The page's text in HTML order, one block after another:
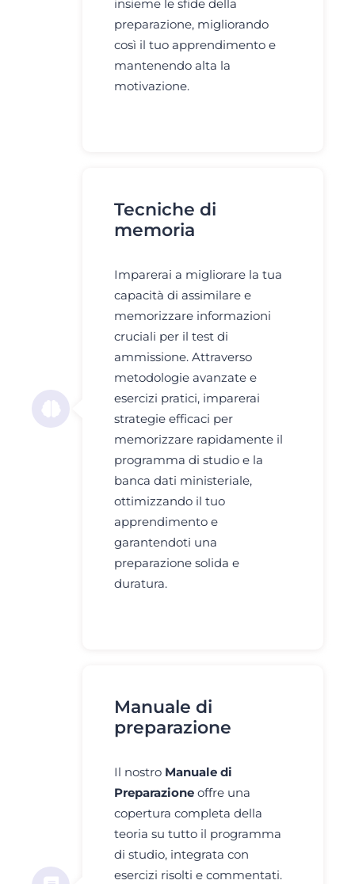
insieme le sfide della
preparazione, migliorando
così il tuo apprendimento e
mantenendo alta la
motivazione.
Tecniche di
memoria
Imparerai a migliorare la tua
capacità di assimilare e
memorizzare informazioni
cruciali per il test di
ammissione. Attraverso
metodologie avanzate e
esercizi pratici, imparerai
strategie efficaci per
memorizzare rapidamente il
programma di studio e la
banca dati ministeriale,
ottimizzando il tuo
apprendimento e
garantendoti una
preparazione solida e
duratura.
Manuale di
preparazione
Il nostro Manuale di
Preparazione offre una
copertura completa della
teoria su tutto il programma
di studio, integrata con
esercizi risolti e commentati.